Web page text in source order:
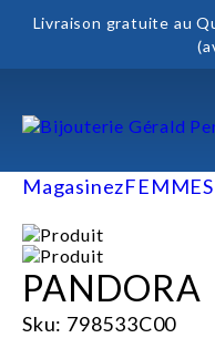
Livraison gratuite au
MagasinezFEMMES
PANDORA
Sku: 798533C00